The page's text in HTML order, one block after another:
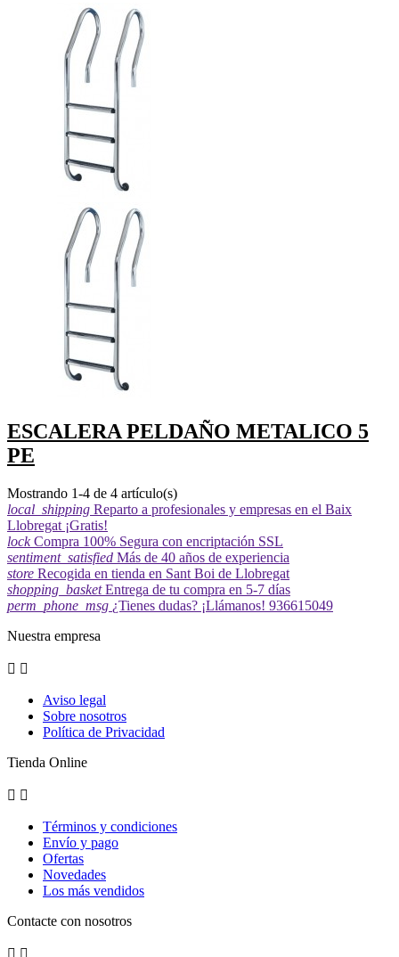
ESCALERA PELDAÑO METALICO 5
PE
Mostrando 1-4 de 4 artículo(s)
local_shipping Reparto a profesionales y empresas en el Baix
Llobregat ¡Gratis!
lock Compra 100% Segura con encriptación SSL
sentiment_satisfied Más de 40 años de experiencia
store Recogida en tienda en Sant Boi de Llobregat
shopping_basket Entrega de tu compra en 5-7 días
perm_phone_msg ¿Tienes dudas? ¡Llámanos! 936615049
Nuestra empresa
 
Aviso legal
Sobre nosotros
Política de Privacidad
Tienda Online
 
Términos y condiciones
Envío y pago
Ofertas
Novedades
Los más vendidos
Contacte con nosotros
 